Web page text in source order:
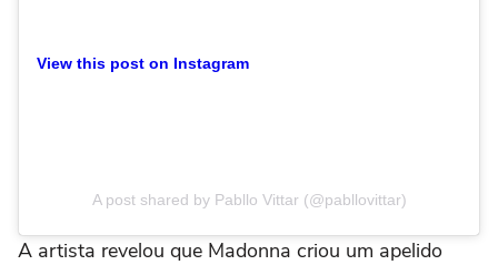
View this post on Instagram
A post shared by Pabllo Vittar (@pabllovittar)
A artista revelou que Madonna criou um apelido